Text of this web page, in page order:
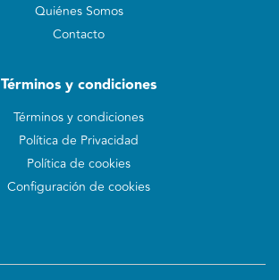
Quiénes Somos
Contacto
Términos y condiciones
Términos y condiciones
Política de Privacidad
Política de cookies
Configuración de cookies